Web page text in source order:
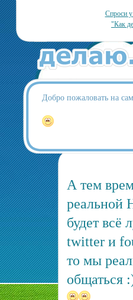
Спроси у
"Как
Добро пожаловать на
А тем
реальной
будет всё
twitter и
то мы
общаться